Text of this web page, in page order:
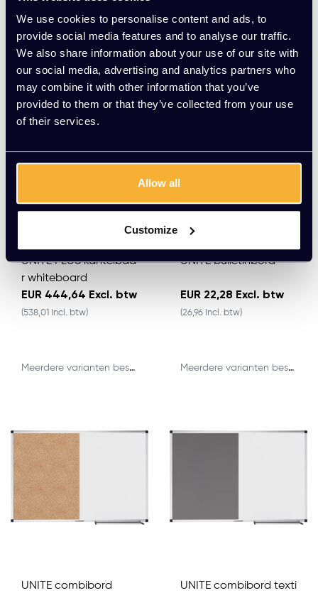
We use cookies to personalise content and ads, to
provide social media features and to analyse our traffic.
We also share information about your use of our site with
our social media, advertising and analytics partners who
may combine it with other information that you’ve
provided to them or that they’ve collected from your use
of their services.
Allow all
Customize
UNITE PLUS kantelbaa
r whiteboard
EUR 444,64 Excl. btw
(538,01 Incl. btw)
Meerdere varianten beschikbaar
UNITE bulletinbord
EUR 22,28 Excl. btw
(26,96 Incl. btw)
Meerdere varianten beschikbaar
UNITE combibord
UNITE combibord texti